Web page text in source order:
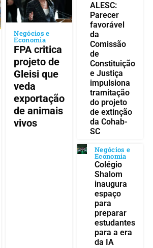
Negócios e
Economia
FPA critica
projeto de
Gleisi que
veda
exportação
de animais
vivos
ALESC:
Parecer
favorável
da
Comissão
de
Constituição
e Justiça
impulsiona
tramitação
do projeto
de extinção
da Cohab-
SC
Negócios e
Economia
Colégio
Shalom
inaugura
espaço
para
preparar
estudantes
para a era
da IA